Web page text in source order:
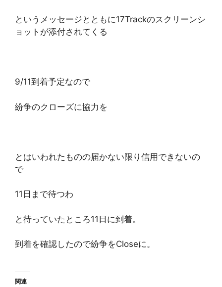
というメッセージとともに17Trackのスクリーンシ
ョットが添付されてくる
9/11到着予定なので
紛争のクローズに協力を
とはいわれたものの届かない限り信用できないの
で
11日まで待つわ
と待っていたところ11日に到着。
到着を確認したので紛争をCloseに。
関連